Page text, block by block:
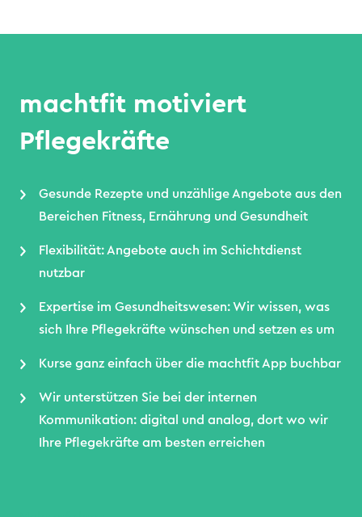
machtfit motiviert
Pflegekräfte
Gesunde Rezepte und unzählige Angebote aus den
Bereichen Fitness, Ernährung und Gesundheit
Flexibilität: Angebote auch im Schichtdienst
nutzbar
Expertise im Gesundheitswesen: Wir wissen, was
sich Ihre Pflegekräfte wünschen und setzen es um
Kurse ganz einfach über die machtfit App buchbar
Wir unterstützen Sie bei der internen
Kommunikation: digital und analog, dort wo wir
Ihre Pflegekräfte am besten erreichen